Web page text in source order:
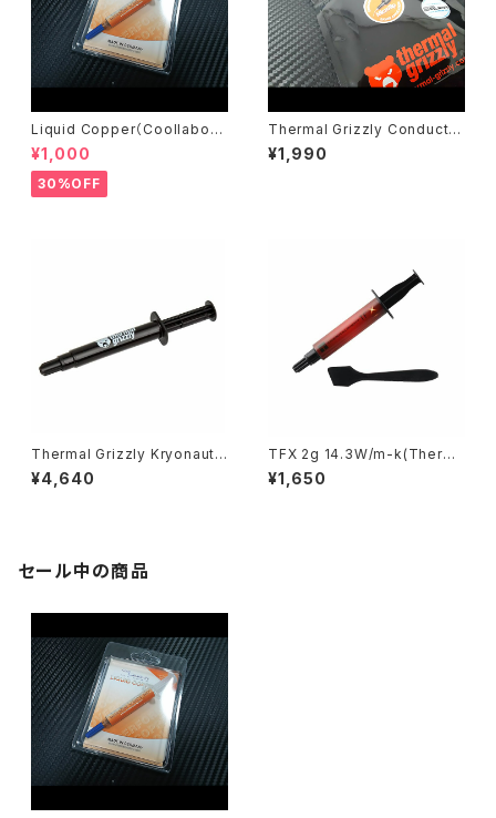
Liquid Copper（Coollabora
tory）
¥1,000
30%OFF
Thermal Grizzly Conducto
naut liquid metal thermal c
ompound - 1 gram
¥1,990
Thermal Grizzly Kryonaut t
hermal compound - 11.1gra
ms / 3ml
¥4,640
TFX 2g 14.3W/m-k(Therma
lright)
¥1,650
セール中の商品